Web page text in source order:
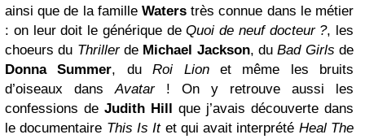
ainsi que de la famille Waters très connue dans le métier
: on leur doit le générique deQuoi de neuf docteur ?, les
choeurs du Thrillerde Michael Jackson, duBad Girls de
Donna Summer, duRoi Lionet même les bruits
d’oiseaux dansAvatar! On y retrouve aussi les
confessions de Judith Hill que j’avais découverte dans
le documentaire This Is Itet qui avait interprété Heal The